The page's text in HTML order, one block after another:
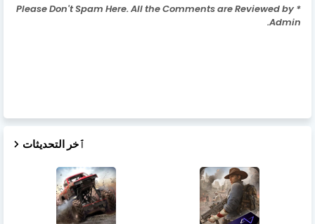
* Please Don't Spam Here. All the Comments are Reviewed by
Admin.
ٱخر التحديثات